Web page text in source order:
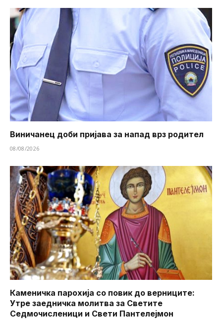
Виничанец доби пријава за напад врз родител
08/08/2026
Каменичка парохија со повик до верниците:
Утре заедничка молитва за Светите
Седмочисленици и Свети Пантелејмон